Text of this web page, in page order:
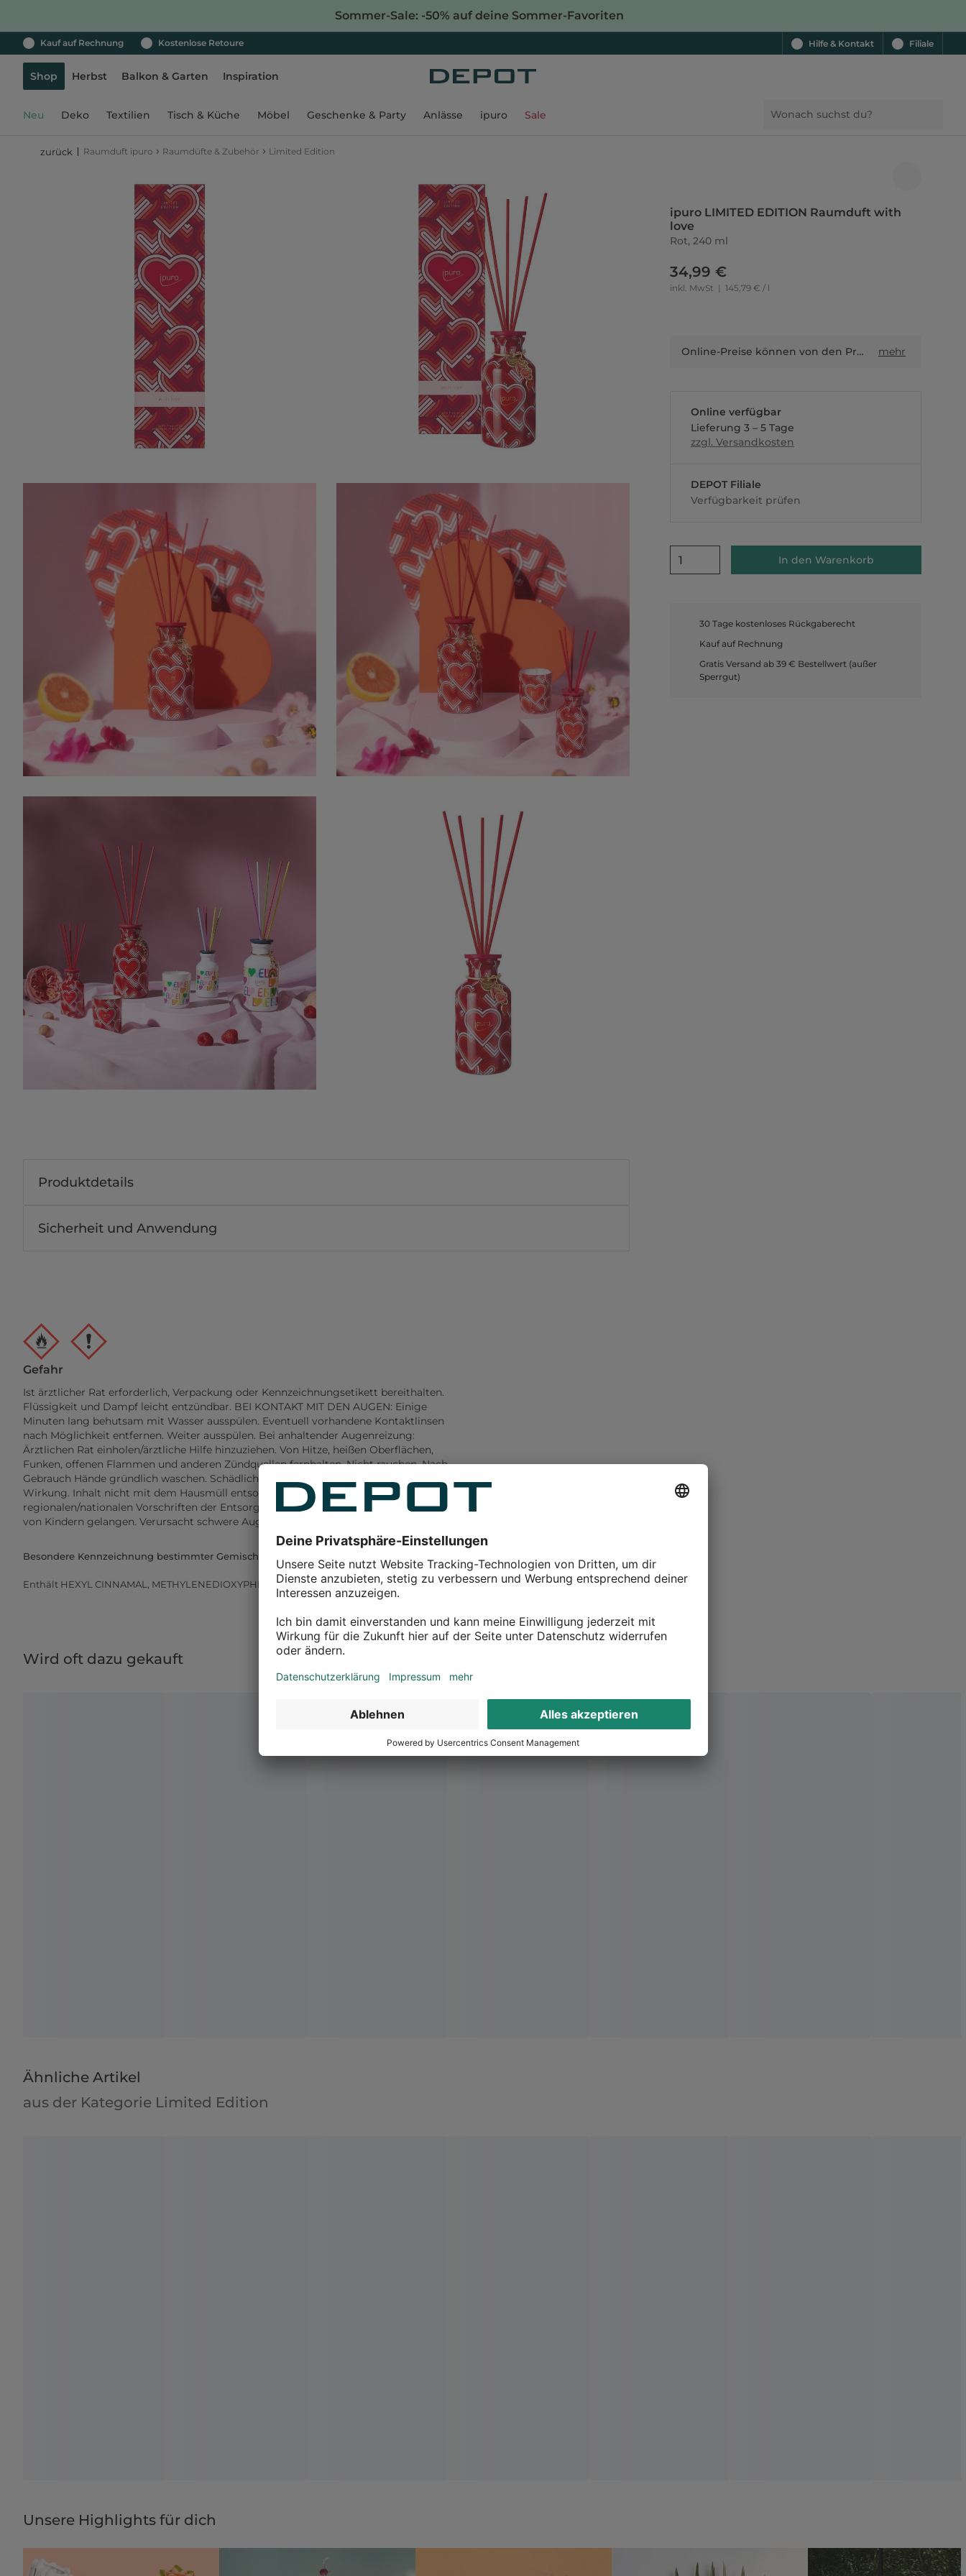
Sommer-Sale: -50% auf deine Sommer-Favoriten
Kauf auf Rechnung Kostenlose Retoure Hilfe & Kontakt Filiale
Shop Herbst Balkon & Garten Inspiration
Neu Deko Textilien Tisch & Küche Möbel Geschenke & Party Anlässe ipuro Sale
zurück Raumduft ipuro › Raumdüfte & Zubehör › Limited Edition
ipuro LIMITED EDITION Raumduft with
love
Rot, 240 ml
34,99 €
inkl. MwSt | 145,79 € / l
Online-Preise können von den Preisen in Filialen sowie Shop-in-Shop-Flächen abweichen. mehr
Online verfügbar
Lieferung 3 – 5 Tage
zzgl. Versandkosten
DEPOT Filiale
Verfügbarkeit prüfen
1 In den Warenkorb
30 Tage kostenloses Rückgaberecht
Kauf auf Rechnung
Gratis Versand ab 39 € Bestellwert (außer
Sperrgut)
Produktdetails
Sicherheit und Anwendung
Gefahr
Ist ärztlicher Rat erforderlich, Verpackung oder Kennzeichnungsetikett bereithalten.
Flüssigkeit und Dampf leicht entzündbar. BEI KONTAKT MIT DEN AUGEN: Einige
Minuten lang behutsam mit Wasser ausspülen. Eventuell vorhandene Kontaktlinsen
nach Möglichkeit entfernen. Weiter ausspülen. Bei anhaltender Augenreizung:
Ärztlichen Rat einholen/ärztliche Hilfe hinzuziehen. Von Hitze, heißen Oberflächen,
Funken, offenen Flammen und anderen Zündquellen fernhalten. Nicht rauchen. Nach
Gebrauch Hände gründlich waschen. Schädlich für Wasserorganismen mit langfristiger
Wirkung. Inhalt nicht mit dem Hausmüll entsorgen und gemäß den
regionalen/nationalen Vorschriften der Entsorgung zuführen. Darf nicht in die Hände
von Kindern gelangen. Verursacht schwere Augenreizung.
Besondere Kennzeichnung bestimmter Gemische (EUH208)
Enthält HEXYL CINNAMAL, METHYLENEDIOXYPHENYL METHYLPROPANAL
Wird oft dazu gekauft
Ähnliche Artikel
aus der Kategorie Limited Edition
Unsere Highlights für dich